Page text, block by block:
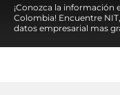
¡Conozca la información
Colombia! Encuentre
datos empresarial mas